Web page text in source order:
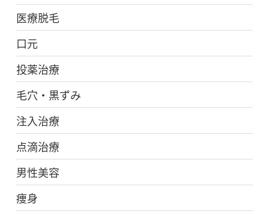
医療脱毛
口元
投薬治療
毛穴・黒ずみ
注入治療
点滴治療
男性美容
痩身